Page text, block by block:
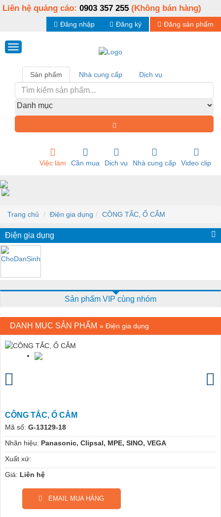
Liên hệ quảng cáo: 0903 357 255 (Không bán hàng)
Đăng sản phẩm
Đăng ký
Đăng nhập
Sản phẩm Nhà cung cấp Dịch vụ
Việc làm Cần mua Dịch vụ Nhà cung cấp Video clip
Trang chủ Điện gia dụng CÔNG TẮC, Ổ CẮM
Điện gia dụng
Sản phẩm VIP cùng nhóm
DANH MỤC SẢN PHẨM » Điện gia dụng
CÔNG TẮC, Ổ CẮM
Mã số: G-13129-18
Nhãn hiệu: Panasonic, Clipsal, MPE, SINO, VEGA
Xuất xứ:
Giá: Liên hệ
EMAIL MUA HÀNG